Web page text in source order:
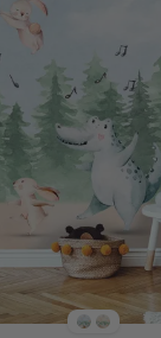
Stil 1Stil 2